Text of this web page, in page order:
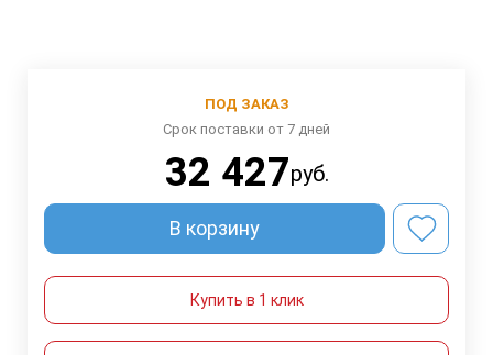
ПОД ЗАКАЗ
Срок поставки от 7 дней
32 427руб.
В корзину
Купить в 1 клик